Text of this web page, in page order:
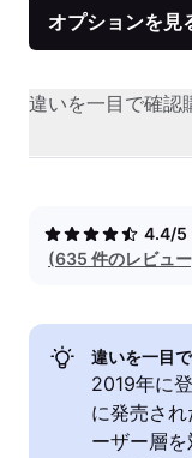
オプションを見
違いを一目で確認
4.4/5
(635 件のレビュ
違いを一目
2019年に
に発売さ
ーザー層